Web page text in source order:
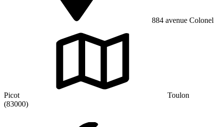
884 avenue Colonel
Picot
Toulon
(83000)